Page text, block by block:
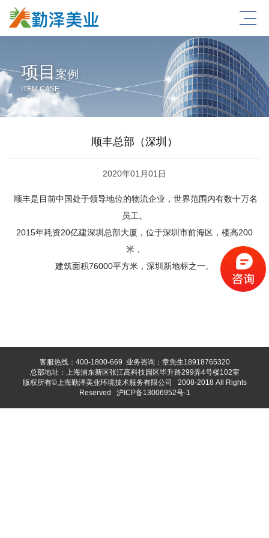
项目 案例
ITEM CASE
顺丰总部（深圳）
2020年01月01日
顺丰是目前中国处于领导地位的物流企业，世界范围内有数十万名
员工。
2015年耗资20亿建深圳总部大厦， 位于深圳市前海区，楼高200
米，
建筑面积76000平方米，深圳新地标之一。
客服热线：400-1800-669 业务咨询：章先生18918765320
总部地址：上海浦东新区张江高科技园区毕升路299弄4号楼102室
版权所有©上海勤泽美业环境技术服务有限公司 2008-2018 All Rights
Reserved 沪ICP备13006952号-1